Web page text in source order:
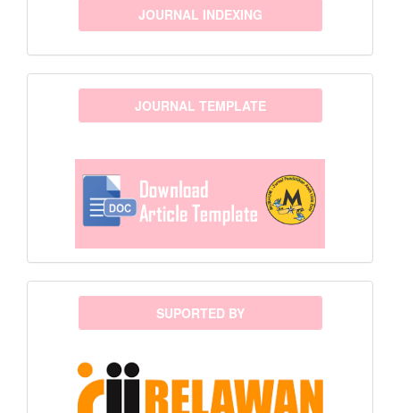
JOURNAL INDEXING
templateJOURNAL TEMPLATE
sponsor SUPORTED BY